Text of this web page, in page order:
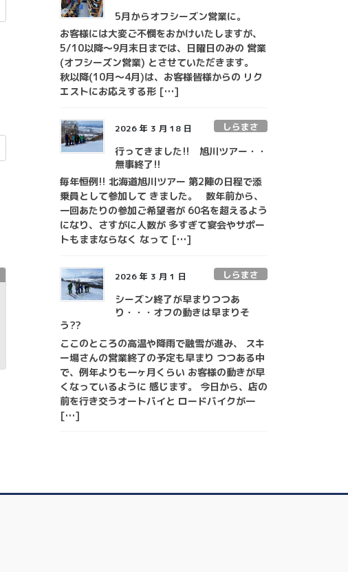
5月からオフシーズン営業に。
お客様には大変ご不憫をおかけいたしますが、
5/10以降～9月末日までは、日曜日のみの 営業
(オフシーズン営業) とさせていただきます。
秋以降(10月～4月)は、お客様皆様からの リク
エストにお応えする形 […]
2026 年 3 月 18 日 しらまさ
行ってきました!! 旭川ツアー・・
無事終了!!
毎年恒例!! 北海道旭川ツアー 第2陣の日程で添
乗員として参加して きました。 数年前から、
一回あたりの参加ご希望者が 60名を超えるよう
になり、さすがに人数が 多すぎて宴会やサポー
トもままならなく なって […]
2026 年 3 月 1 日 しらまさ
シーズン終了が早まりつつあ
り・・・オフの動きは早まりそ
う??
ここのところの高温や降雨で融雪が進み、 スキ
ー場さんの営業終了の予定も早まり つつある中
で、例年よりも一ヶ月くらい お客様の動きが早
くなっているように 感じます。 今日から、店の
前を行き交うオートバイと ロードバイクが一
[…]